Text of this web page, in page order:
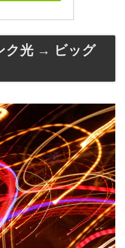
ク光 → ビッグ